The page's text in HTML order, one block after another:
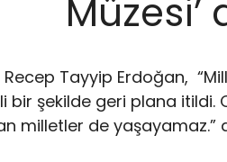
Müzesi’
Recep Tayyip Erdoğan,
şekilde geri plana itildi.
milletler de yaşayamaz.”